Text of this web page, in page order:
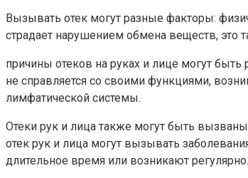
Вызывать отек могут разные факторы:
страдает нарушением обмена веществ, это
причины отеков на руках и лице могут
не справляется со своими функциями,
лимфатической системы.
Отеки рук и лица также могут быть
отек рук и лица могут вызывать
длительное время или возникают регулярно.